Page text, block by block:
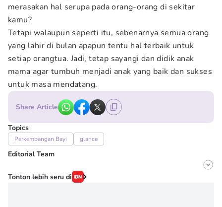
merasakan hal serupa pada orang-orang di sekitar
kamu?
Tetapi walaupun seperti itu, sebenarnya semua orang
yang lahir di bulan apapun tentu hal terbaik untuk
setiap orangtua. Jadi, tetap sayangi dan didik anak
mama agar tumbuh menjadi anak yang baik dan sukses
untuk masa mendatang.
Share Article
Topics
Perkembangan Bayi glance
Editorial Team
Editor
Tonton lebih seru di